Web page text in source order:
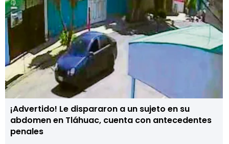
¡Advertido! Le dispararon a un sujeto en su
abdomen en Tláhuac, cuenta con antecedentes
penales